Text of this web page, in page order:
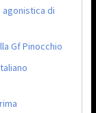
agonistica di
Gf Pinocchio